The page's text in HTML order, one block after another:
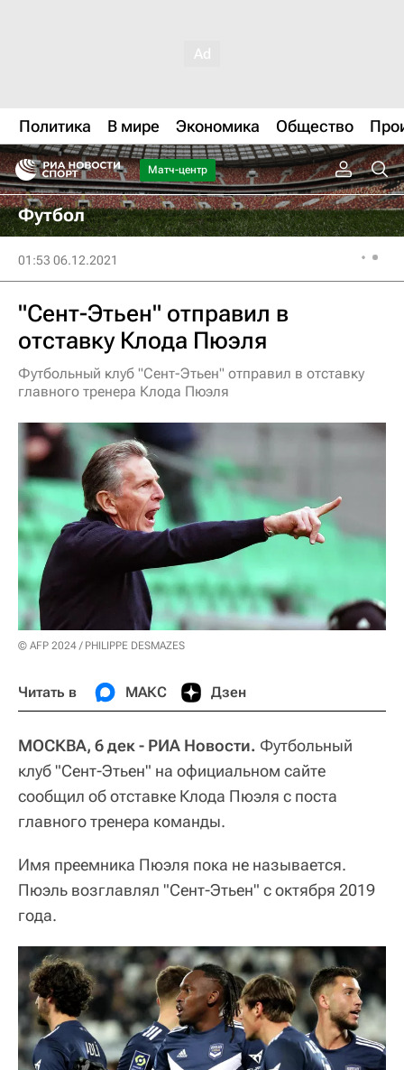
Политика В мире Экономика Общество
Матч-центр
Футбол
01:53 06.12.2021
"Сент-Этьен" отправил в
отставку Клода Пюэля
Футбольный клуб "Сент-Этьен" отправил в отставку
главного тренера Клода Пюэля
© AFP 2024 / PHILIPPE DESMAZES
Читать в МАКС Дзен
МОСКВА, 6 дек - РИА Новости. Футбольный
клуб "Сент-Этьен" на официальном сайте
сообщил об отставке Клода Пюэля с поста
главного тренера команды.
Имя преемника Пюэля пока не называется.
Пюэль возглавлял "Сент-Этьен" с октября 2019
года.